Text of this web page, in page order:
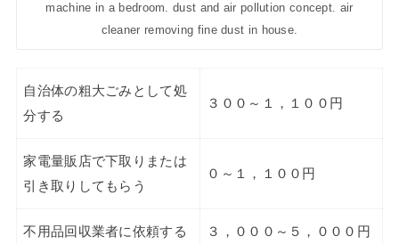
machine in a bedroom. dust and air pollution concept. air
cleaner removing fine dust in house.
自治体の粗大ごみとして処
分する
３００～１，１００円
家電量販店で下取りまたは
引き取りしてもらう
０～１，１００円
不用品回収業者に依頼する ３，０００～５，０００円